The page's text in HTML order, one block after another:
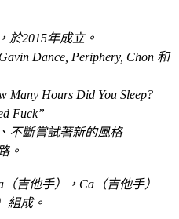
於2015年成立。
Dance, Periphery, Chon 和
Many Hours Did You Sleep?
Fuck”
不斷嘗試著新的風格
。
吉他手），Ca（吉他手）
組成。